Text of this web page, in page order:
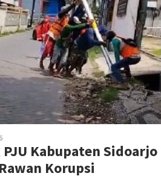
Kabupaten
Korupsi